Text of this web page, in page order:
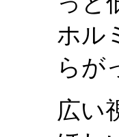
ホル
らが
広い